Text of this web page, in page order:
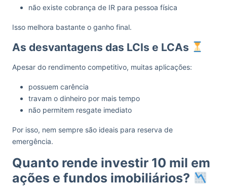
não existe cobrança de IR para pessoa física
Isso melhora bastante o ganho final.
As desvantagens das LCIs e LCAs
Apesar do rendimento competitivo, muitas aplicações:
possuem carência
travam o dinheiro por mais tempo
não permitem resgate imediato
Por isso, nem sempre são ideais para reserva de
emergência.
Quanto rende investir 10 mil em
ações e fundos imobiliários?